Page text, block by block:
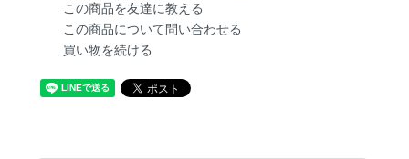
この商品を友達に教える
この商品について問い合わせる
買い物を続ける